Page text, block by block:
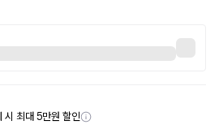
시 최대 5만원 할인